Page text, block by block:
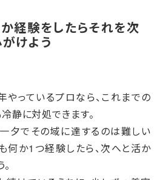
経験をしたらそれを次
けよう
っているプロなら、これまでの
静に対処できます。
夕でその域に達するのは難しい
何か1つ経験したら、次へと活か